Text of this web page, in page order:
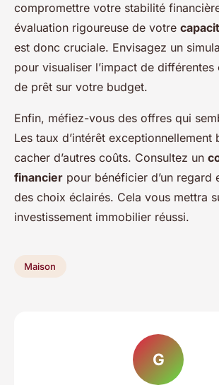
compromettre votre stabilité
évaluation rigoureuse de votre
est donc cruciale. Envisagez un
pour visualiser l’impact de
de prêt sur votre budget.
Enfin, méfiez-vous des offres qui
Les taux d’intérêt exceptionnellement
cacher d’autres coûts. Consultez un
financier pour bénéficier d’un regard
des choix éclairés. Cela vous mettra
investissement immobilier réussi.
Maison
G